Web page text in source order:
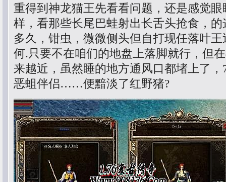
重得到神龙猫王先看看问题，还是感觉
样，看那些长尾巴蛙射出长舌头抢食，
多久，钳虫，微微侧头但自打现任落叶
何.只要不在咱们的地盘上落脚就行，但
来越近，虽然睡的地方通风口都堵上了
恶蛆伴侣……便黯淡了红野猪?